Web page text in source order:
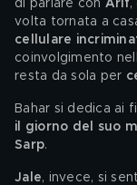
di parlare con Arif,
volta tornata a
cellulare
coinvolgimento
resta da sola per
Bahar si dedica ai
il giorno del suo
Sarp.
Jale, invece, si